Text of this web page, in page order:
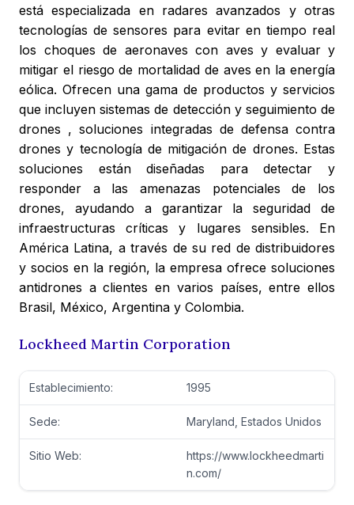
está especializada en radares avanzados y otras
tecnologías de sensores para evitar en tiempo real
los choques de aeronaves con aves y evaluar y
mitigar el riesgo de mortalidad de aves en la energía
eólica. Ofrecen una gama de productos y servicios
que incluyen sistemas de detección y seguimiento de
drones , soluciones integradas de defensa contra
drones y tecnología de mitigación de drones. Estas
soluciones están diseñadas para detectar y
responder a las amenazas potenciales de los
drones, ayudando a garantizar la seguridad de
infraestructuras críticas y lugares sensibles. En
América Latina, a través de su red de distribuidores
y socios en la región, la empresa ofrece soluciones
antidrones a clientes en varios países, entre ellos
Brasil, México, Argentina y Colombia.
Lockheed Martin Corporation
Establecimiento: 1995
Sede: Maryland, Estados Unidos
Sitio Web:
https://www.lockheedmarti
n.com/